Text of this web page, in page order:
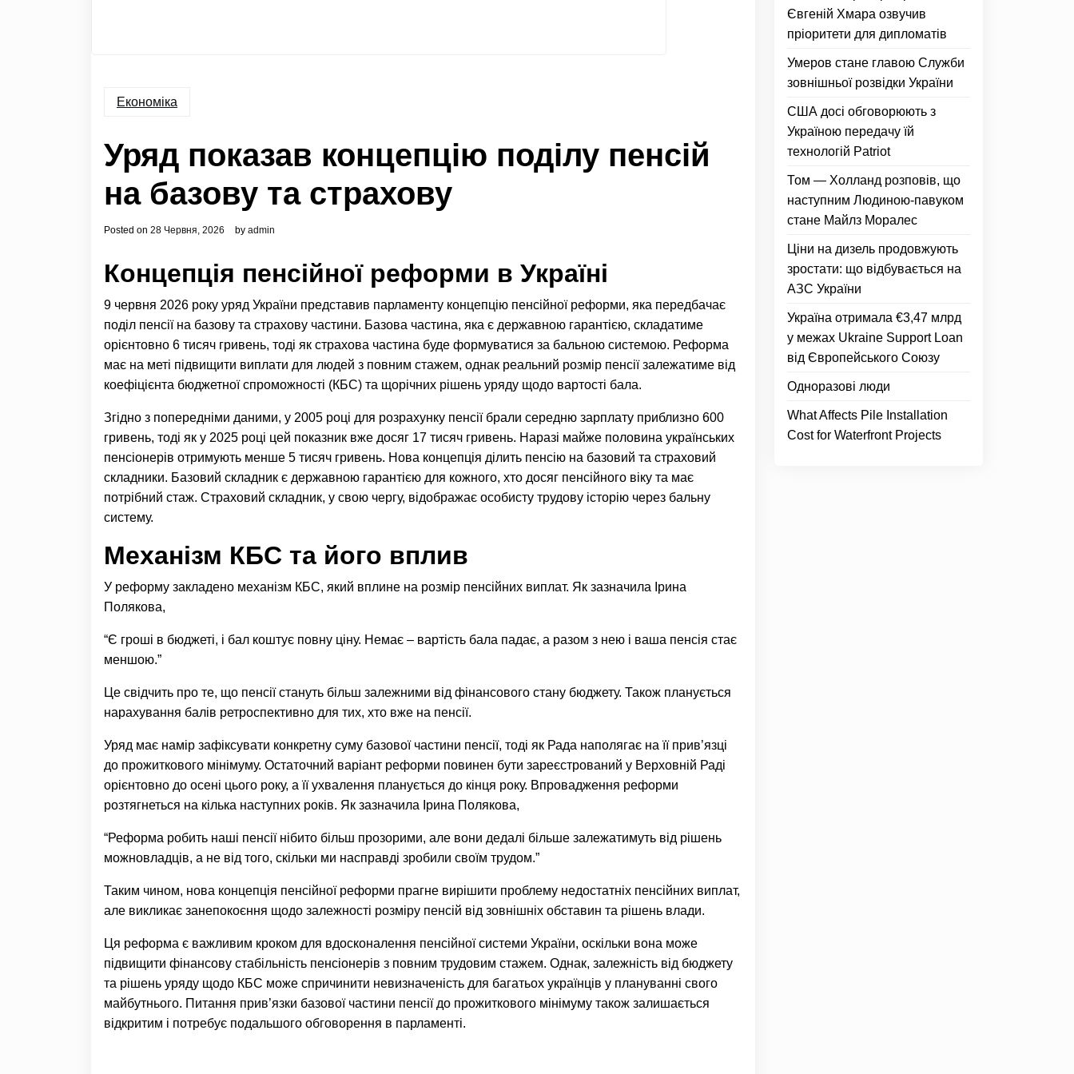
Економіка
Уряд показав концепцію поділу пенсій
на базову та страхову
Posted on 28 Червня, 2026 by admin
Концепція пенсійної реформи в Україні
9 червня 2026 року уряд України представив парламенту концепцію пенсійної реформи, яка передбачає
поділ пенсії на базову та страхову частини. Базова частина, яка є державною гарантією, складатиме
орієнтовно 6 тисяч гривень, тоді як страхова частина буде формуватися за бальною системою. Реформа
має на меті підвищити виплати для людей з повним стажем, однак реальний розмір пенсії залежатиме від
коефіцієнта бюджетної спроможності (КБС) та щорічних рішень уряду щодо вартості бала.
Згідно з попередніми даними, у 2005 році для розрахунку пенсії брали середню зарплату приблизно 600
гривень, тоді як у 2025 році цей показник вже досяг 17 тисяч гривень. Наразі майже половина українських
пенсіонерів отримують менше 5 тисяч гривень. Нова концепція ділить пенсію на базовий та страховий
складники. Базовий складник є державною гарантією для кожного, хто досяг пенсійного віку та має
потрібний стаж. Страховий складник, у свою чергу, відображає особисту трудову історію через бальну
систему.
Механізм КБС та його вплив
У реформу закладено механізм КБС, який вплине на розмір пенсійних виплат. Як зазначила Ірина
Полякова,
“Є гроші в бюджеті, і бал коштує повну ціну. Немає – вартість бала падає, а разом з нею і ваша пенсія стає
меншою.”
Це свідчить про те, що пенсії стануть більш залежними від фінансового стану бюджету. Також планується
нарахування балів ретроспективно для тих, хто вже на пенсії.
Уряд має намір зафіксувати конкретну суму базової частини пенсії, тоді як Рада наполягає на її прив’язці
до прожиткового мінімуму. Остаточний варіант реформи повинен бути зареєстрований у Верховній Раді
орієнтовно до осені цього року, а її ухвалення планується до кінця року. Впровадження реформи
розтягнеться на кілька наступних років. Як зазначила Ірина Полякова,
“Реформа робить наші пенсії нібито більш прозорими, але вони дедалі більше залежатимуть від рішень
можновладців, а не від того, скільки ми насправді зробили своїм трудом.”
Таким чином, нова концепція пенсійної реформи прагне вирішити проблему недостатніх пенсійних виплат,
але викликає занепокоєння щодо залежності розміру пенсій від зовнішніх обставин та рішень влади.
Ця реформа є важливим кроком для вдосконалення пенсійної системи України, оскільки вона може
підвищити фінансову стабільність пенсіонерів з повним трудовим стажем. Однак, залежність від бюджету
та рішень уряду щодо КБС може спричинити невизначеність для багатьох українців у плануванні свого
майбутнього. Питання прив’язки базової частини пенсії до прожиткового мінімуму також залишається
відкритим і потребує подальшого обговорення в парламенті.
Євгеній Хмара озвучив
пріоритети для дипломатів
Умеров стане главою Служби
зовнішньої розвідки України
США досі обговорюють з
Україною передачу їй
технологій Patriot
Том — Холланд розповів, що
наступним Людиною-павуком
стане Майлз Моралес
Ціни на дизель продовжують
зростати: що відбувається на
АЗС України
Україна отримала €3,47 млрд
у межах Ukraine Support Loan
від Європейського Союзу
Одноразові люди
What Affects Pile Installation
Cost for Waterfront Projects